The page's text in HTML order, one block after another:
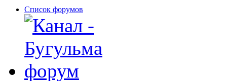
Список форумов